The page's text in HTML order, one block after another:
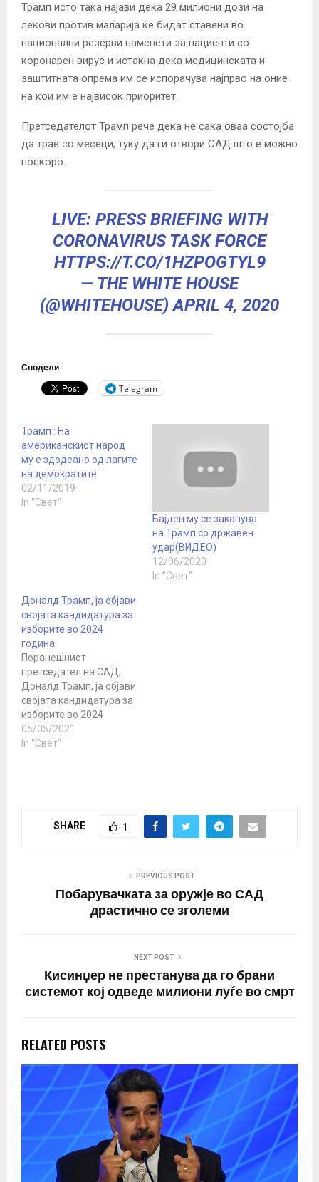
Трамп исто така најави дека 29 милиони дози на
лекови против маларија ќе бидат ставени во
национални резерви наменети за пациенти со
коронарен вирус и истакна дека медицинската и
заштитната опрема им се испорачува најпрво на оние
на кои им е највисок приоритет.
Претседателот Трамп рече дека не сака оваа состојба
да трае со месеци, туку да ги отвори САД што е можно
поскоро.
LIVE: PRESS BRIEFING WITH
CORONAVIRUS TASK FORCE
HTTPS://T.CO/1HZPOGTYL9
— THE WHITE HOUSE
(@WHITEHOUSE)APRIL 4, 2020
Сподели
Telegram
Трамп : На
американскиот народ
му е здодеано од лагите
на демократите
02/11/2019
In "Свет"
Бајден му се заканува
на Трамп со државен
удар(ВИДЕО)
12/06/2020
In "Свет"
Доналд Трамп, ја објави
својата кандидатура за
изборите во 2024
година
Поранешниот
претседател на САД,
Доналд Трамп, ја објави
својата кандидатура за
изборите во 2024
година во интервју за
Кендис Овенс. Тој на
обиде уште еднаш да
05/05/2021
In "Свет"
SHARE 1
PREVIOUS POST
Побарувачката за оружје во САД
драстично се зголеми
NEXT POST
Кисинџер не престанува да го брани
системот кој одведе милиони луѓе во смрт
RELATED POSTS